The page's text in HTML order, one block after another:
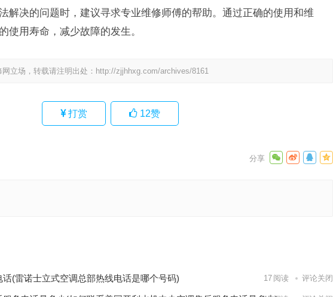
解决的问题时，建议寻求专业维修师傅的帮助。通过正确的使用和维
使用寿命，减少故障的发生。
立场，转载请注明出处： http://zjjhhxg.com/archives/8161
打赏 12赞
(雷诺士立式空调总部热线电话是哪个号码) 17 阅读 评论关闭